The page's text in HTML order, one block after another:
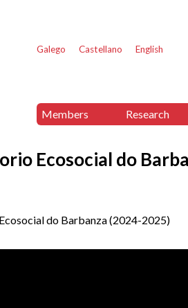
Galego Castellano English
Members Research
Ecosocial do
do Barbanza (2024-2025)